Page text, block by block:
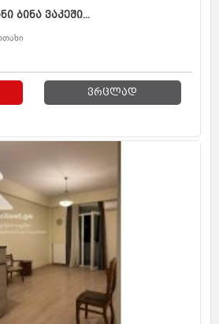
ბინა ვაკეში...
ვრცლად